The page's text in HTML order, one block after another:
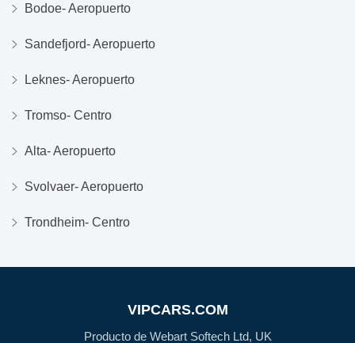
Bodoe- Aeropuerto
Sandefjord- Aeropuerto
Leknes- Aeropuerto
Tromso- Centro
Alta- Aeropuerto
Svolvaer- Aeropuerto
Trondheim- Centro
VIPCARS.COM
Producto de Webart Softech Ltd, UK